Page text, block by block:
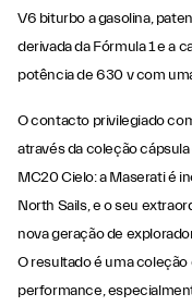
V6 biturbo a gasolina,
derivada da Fórmula 1 e a
potência de 630 v com
O contacto privilegiado
através da coleção
MC20 Cielo: a Maserati é
North Sails, e o seu
nova geração de
O resultado é uma
performance,